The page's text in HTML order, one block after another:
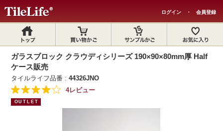
ログイン ・ 会員登録
ガラスブロック クラウディシリーズ 190×90×80mm厚 Half
ケース販売
タイルライフ品番 :44326JNO
4レビュー
OUTLET